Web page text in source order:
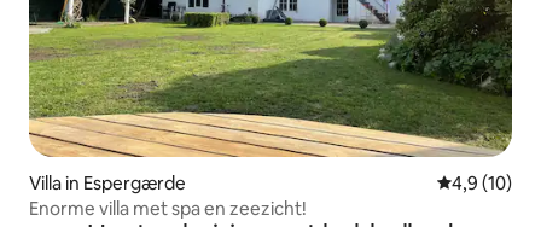
Villa in Espergærde
4,9 (10)
Enorme villa met spa en zeezicht!